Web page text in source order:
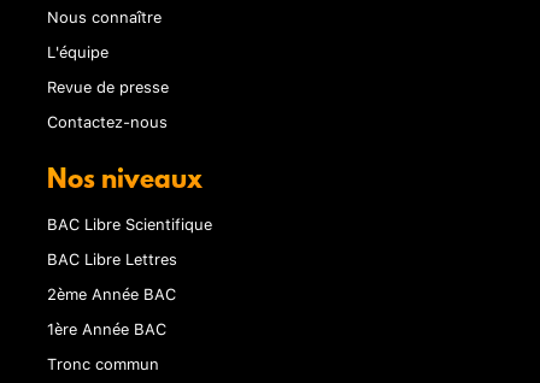
Nous connaître
L'équipe
Revue de presse
Contactez-nous
Nos niveaux
BAC Libre Scientifique
BAC Libre Lettres
2ème Année BAC
1ère Année BAC
Tronc commun